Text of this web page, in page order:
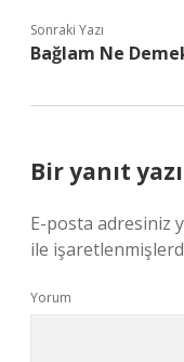
Sonraki Yazı
Bağlam Ne
Bir yanıt
E-posta adresiniz
ile
Yorum